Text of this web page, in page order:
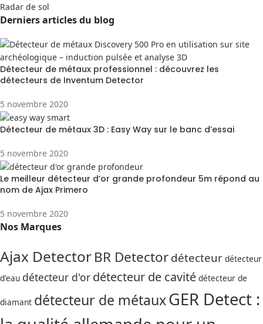
Radar de sol
Derniers articles du blog
Détecteur de métaux professionnel : découvrez les
détecteurs de Inventum Detector
5 novembre 2020
Détecteur de métaux 3D : Easy Way sur le banc d’essai
5 novembre 2020
Le meilleur détecteur d’or grande profondeur 5m répond au
nom de Ajax Primero
5 novembre 2020
Nos Marques
Ajax DetectorBR Detectordétecteur détecteur
d'eau détecteur d'or détecteur de cavité détecteur de
diamant détecteur de métauxGER Detect :